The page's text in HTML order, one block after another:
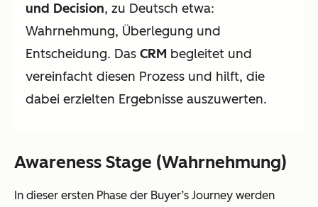
und Decision, zu Deutsch etwa:
Wahrnehmung, Überlegung und
Entscheidung. Das CRM begleitet und
vereinfacht diesen Prozess und hilft, die
dabei erzielten Ergebnisse auszuwerten.
Awareness Stage (Wahrnehmung)
In dieser ersten Phase der Buyer’s Journey werden